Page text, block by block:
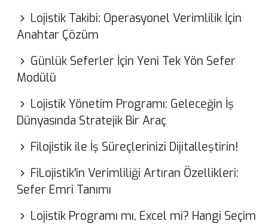
Lojistik Takibi: Operasyonel Verimlilik İçin
Anahtar Çözüm
Günlük Seferler İçin Yeni Tek Yön Sefer
Modülü
Lojistik Yönetim Programı: Geleceğin İş
Dünyasında Stratejik Bir Araç
Filojistik ile İş Süreçlerinizi Dijitalleştirin!
FiLojistik'in Verimliliği Artıran Özellikleri:
Sefer Emri Tanımı
Lojistik Programı mı, Excel mi? Hangi Seçim